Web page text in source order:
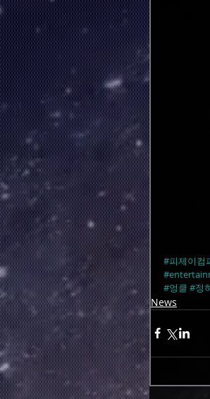
#피제이컴
#엉클 #정
News